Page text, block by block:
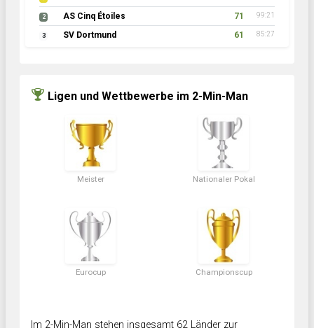
2 AS Cinq Étoiles 71 99:21
3 SV Dortmund 61 85:27
Ligen und Wettbewerbe im 2-Min-Man
Meister Nationaler Pokal
Eurocup Championscup
Im 2-Min-Man stehen insgesamt 62 Länder zur